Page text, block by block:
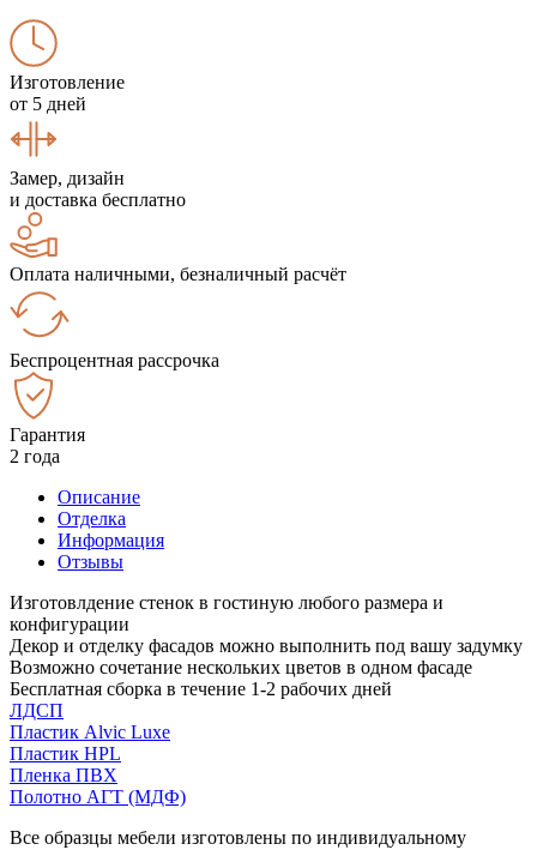
Изготовление
от 5 дней
Замер, дизайн
и доставка бесплатно
Оплата наличными, безналичный расчёт
Беспроцентная рассрочка
Гарантия
2 года
Описание
Отделка
Информация
Отзывы
Изготовлдение стенок в гостиную любого размера и
конфигурации
Декор и отделку фасадов можно выполнить под вашу задумку
Возможно сочетание нескольких цветов в одном фасаде
Бесплатная сборка в течение 1-2 рабочих дней
ЛДСП
Пластик Alvic Luxe
Пластик HPL
Пленка ПВХ
Полотно АГТ (МДФ)
Все образцы мебели изготовлены по индивидуальному